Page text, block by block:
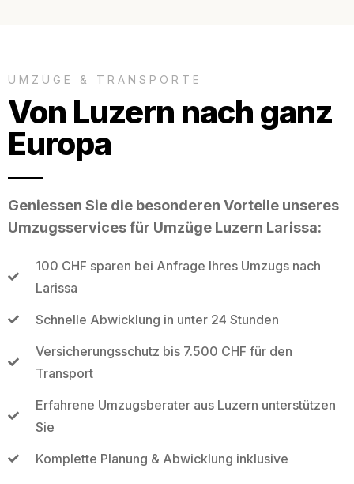
UMZÜGE & TRANSPORTE
Von Luzern nach ganz
Europa
Geniessen Sie die besonderen Vorteile unseres
Umzugsservices für Umzüge Luzern Larissa:
100 CHF sparen bei Anfrage Ihres Umzugs nach
Larissa
Schnelle Abwicklung in unter 24 Stunden
Versicherungsschutz bis 7.500 CHF für den
Transport
Erfahrene Umzugsberater aus Luzern unterstützen
Sie
Komplette Planung & Abwicklung inklusive